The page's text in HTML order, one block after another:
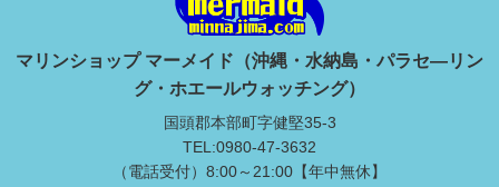
マリンショップ マーメイド（沖縄・水納島・パラセ―リン
グ・ホエールウォッチング）
国頭郡本部町字健堅35-3
TEL:0980-47-3632
（電話受付）8:00～21:00【年中無休】